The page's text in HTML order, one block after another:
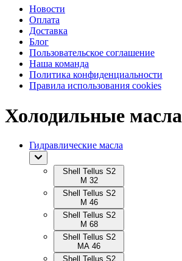
Новости
Оплата
Доставка
Блог
Пользовательское соглашение
Наша команда
Политика конфиденциальности
Правила использования cookies
Холодильные масла
Гидравлические масла
Shell Tellus S2
M 32
Shell Tellus S2
M 46
Shell Tellus S2
M 68
Shell Tellus S2
MA 46
Shell Tellus S2